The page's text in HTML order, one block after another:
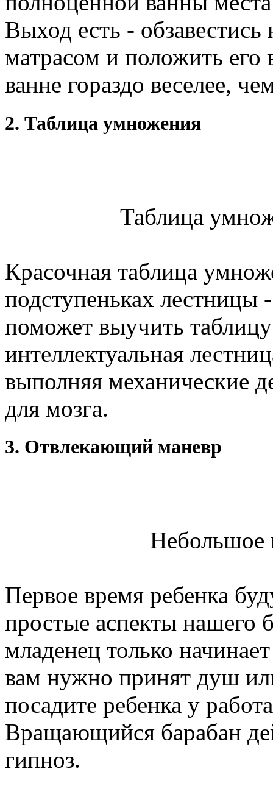
Выход есть -
матрасом и положить его
ванне гораздо веселее,
2. Таблица умножения
Таблица
Красочная таблица
подступеньках лестницы
поможет выучить
интеллектуальная
выполняя механические
для мозга.
3. Отвлекающий маневр
Первое время ребенка
простые аспекты нашего
младенец только
вам нужно принят душ
посадите ребенка у
Вращающийся барабан
гипноз.